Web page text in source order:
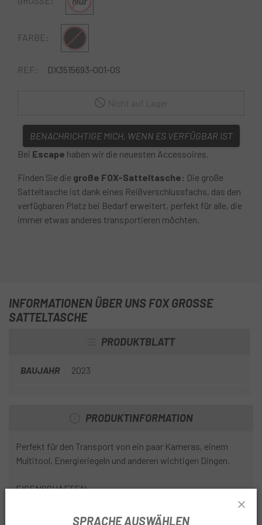
FARBE: Schwarz
REF: DX3515693-001-OS
BENACHRICHTIGE MICH, WENN ES VERFÜGBAR IST
Bei Escape haben wir die neuesten Accessoires.
Finden Sie die große FOX-Satteltasche: Die große
Satteltasche ist dank eines Reißverschlussfachs, das den
verfügbaren Platz bei Bedarf erweitert, perfekt für alle, die
immer etwas anderes transportieren möchten.
INFORMATIONEN ÜBER UNS FOX GROSSE S
ATTELTASCHE
PRODUKTBLATT
BAUJAHR 2023
PRODUKTINFORMATION
Perfekt für den Transport von ein paar Kameras, einem
Multitool, Energieriegeln und anderen wichtigen Dingen.
EIGENSCHAFTEN
Dünnes Profil, das an die Unterseite des Sattels passt
SPRACHE AUSWÄHLEN